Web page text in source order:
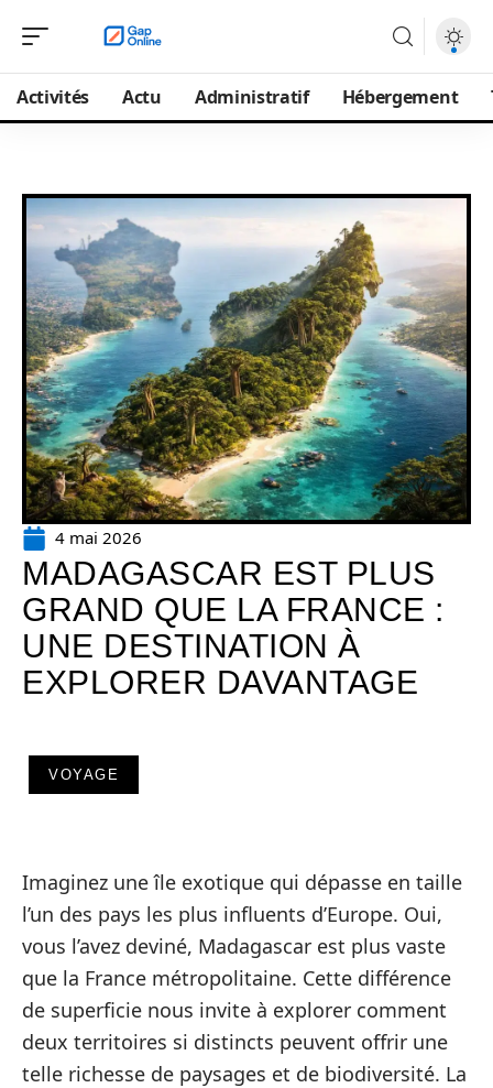
Activités Actu Administratif Hébergement
4 mai 2026
MADAGASCAR EST PLUS
GRAND QUE LA FRANCE :
UNE DESTINATION À
EXPLORER DAVANTAGE
VOYAGE
Imaginez une île exotique qui dépasse en taille
l’un des pays les plus influents d’Europe. Oui,
vous l’avez deviné, Madagascar est plus vaste
que la France métropolitaine. Cette différence
de superficie nous invite à explorer comment
deux territoires si distincts peuvent offrir une
telle richesse de paysages et de biodiversité. La